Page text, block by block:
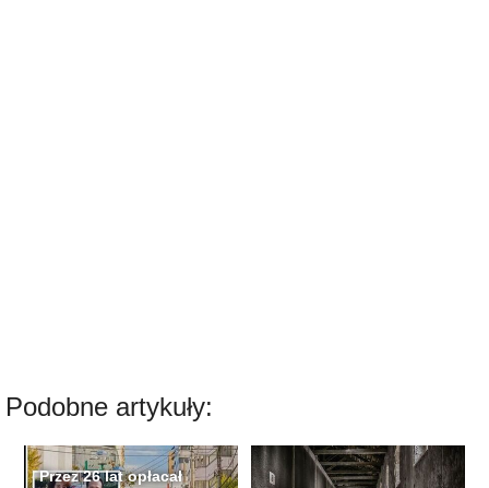
Podobne artykuły:
Przez 26 lat opłacał